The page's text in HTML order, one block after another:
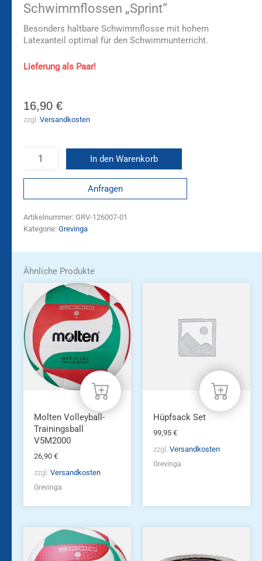
Schwimmflossen „Sprint“
Besonders haltbare Schwimmflosse mit hohem
Latexanteil optimal für den Schwimmunterricht.
Lieferung als Paar!
16,90 €
zzgl. Versandkosten
In den Warenkorb
Anfragen
Artikelnummer: GRV-126007-01
Kategorie: Grevinga
Ähnliche Produkte
Molten Volleyball-
Trainingsball
V5M2000
26,90 €
zzgl. Versandkosten
Grevinga
Hüpfsack Set
99,95 €
zzgl. Versandkosten
Grevinga